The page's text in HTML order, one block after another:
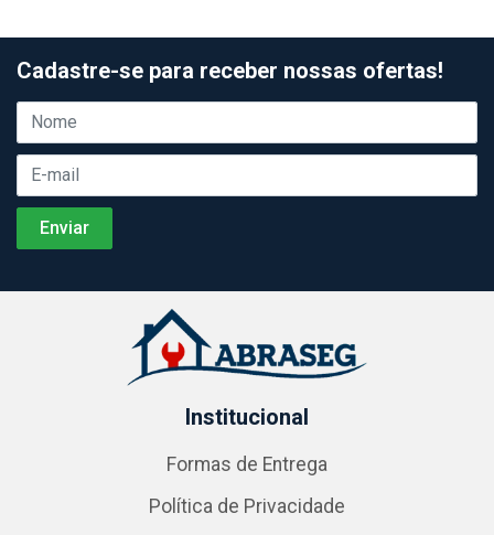
Cadastre-se para receber nossas ofertas!
Institucional
Formas de Entrega
Política de Privacidade